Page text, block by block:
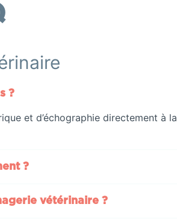
?
et d’échographie directement à la
?
vétérinaire ?